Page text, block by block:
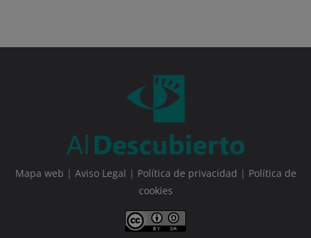
Mapa web | Aviso Legal | Política de privacidad | Política de
cookies